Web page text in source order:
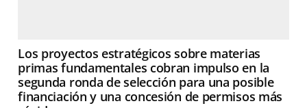
Los proyectos estratégicos sobre materias
primas fundamentales cobran impulso en la
segunda ronda de selección para una posible
financiación y una concesión de permisos más